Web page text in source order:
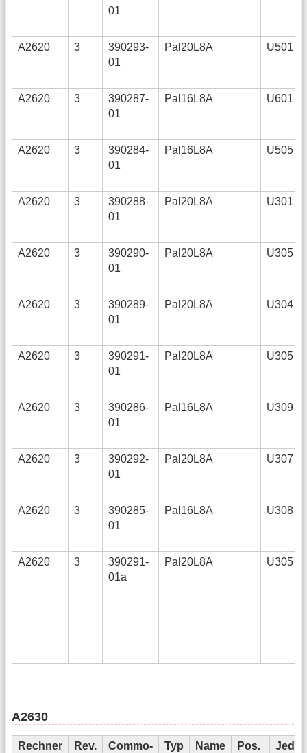
01
A2620 3
390293-
01
Pal20L8A U501
A2620 3
390287-
01
Pal16L8A U601
A2620 3
390284-
01
Pal16L8A U505
A2620 3
390288-
01
Pal20L8A U301
A2620 3
390290-
01
Pal20L8A U305
A2620 3
390289-
01
Pal20L8A U304
A2620 3
390291-
01
Pal20L8A U305
A2620 3
390286-
01
Pal16L8A U309
A2620 3
390292-
01
Pal20L8A U307
A2620 3
390285-
01
Pal16L8A U308
A2620 3
390291-
01a
Pal20L8A U305
A2630
Rechner Rev.
Commo-
Typ Name Pos. Jedec